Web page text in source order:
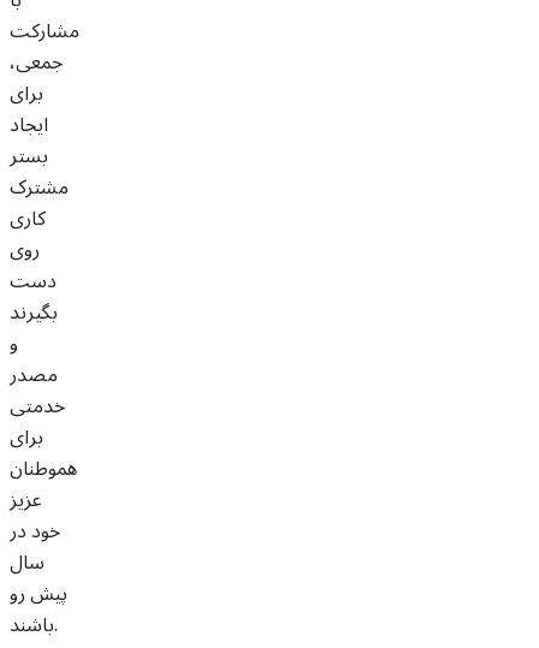
مشارکت
جمعی،
برای
ایجاد
بستر
مشترک
کاری
روی
دست
بگیرند
و
مصدر
خدمتی
برای
هموطنان
عزیز
خود در
سال
پیش رو
باشند.